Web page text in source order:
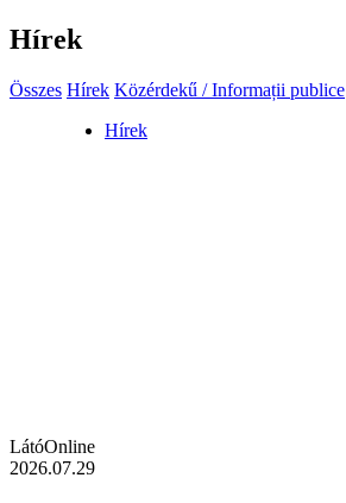
Hírek
Összes Hírek Közérdekű / Informații publice
Hírek
LátóOnline
2026.07.29